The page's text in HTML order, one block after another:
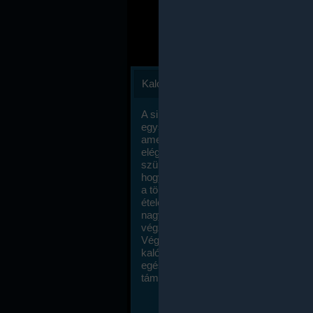
Kalóriaszámlálás
A sikeres fogyás titka valójában igen
egyszerű: égess több energiát, mint
amennyit beviszel. Természetesen
elég nagy fegyelemre és akaraterőre
szükség, de meglepődve fogod
hogy a kalóriaszámolás mennyire
a többi diétához képest. Itt nincsenek
ételek és a megengedett kalóriabevitelt
nagymértékben növelheted ha
végzel.
Végül, de nem utolsó sorban, a
kalóriaszámolás módszerét a legtöbb
egészségügyi szakorvos ajánlja és
támogatja.